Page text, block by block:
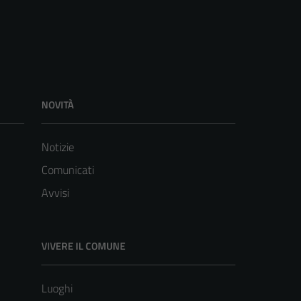
NOVITÀ
Notizie
Comunicati
Avvisi
VIVERE IL COMUNE
Luoghi